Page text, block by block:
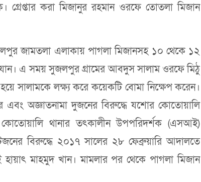
করা মিজানুর রহমান ওরফে তোতলা মিজান
জামতলা এলাকায় পাগলা মিজানসহ ১০ থেকে ১২
যান। এ সময় সুজলপুর গ্রামের আবদুস সালাম ওরফে মিঠু
সালামকে লক্ষ্য করে কয়েকটি বোমা নিক্ষেপ করেন।
অজ্ঞাতনামা দুজনের বিরুদ্ধে যশোর কোতোয়ালি
থানার তৎকালীন উপপরিদর্শক (এসআই)
বিরুদ্ধে ২০১৭ সালের ২৮ ফেব্রুয়ারি আদালতে
মাহমুদ খান। মামলার পর থেকে পাগলা মিজান